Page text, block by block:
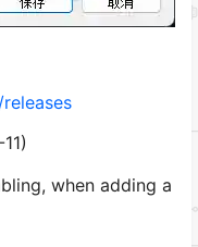
when adding a